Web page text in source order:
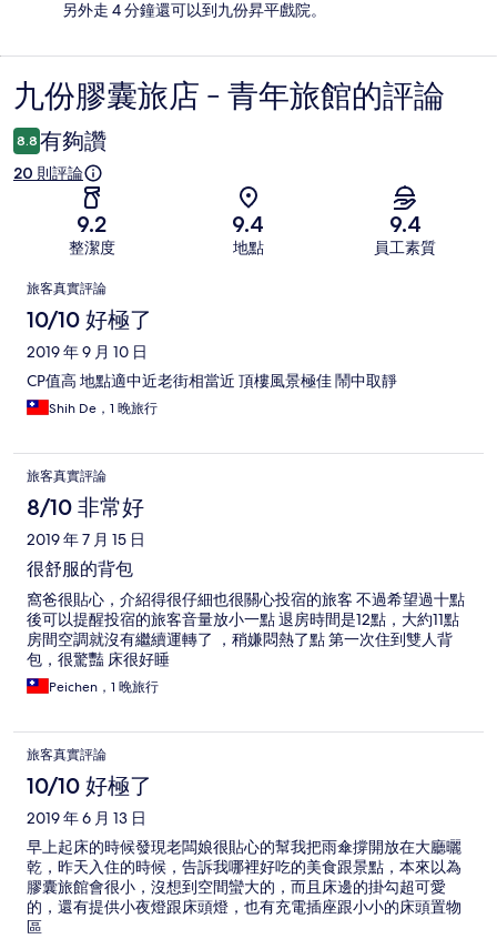
另外走 4 分鐘還可以到九份昇平戲院。
評
論
九份膠囊旅店 - 青年旅館的評論
8.8 有夠讚
20 則評論
9.2
整潔度
9.4
地點
9.4
員工素質
評
論
旅客真實評論
10/10 好極了
2019 年 9 月 10 日
CP值高 地點適中近老街相當近 頂樓風景極佳 鬧中取靜
Shih De，1 晚旅行
旅客真實評論
8/10 非常好
2019 年 7 月 15 日
很舒服的背包
窩爸很貼心，介紹得很仔細也很關心投宿的旅客 不過希望過十點
後可以提醒投宿的旅客音量放小一點 退房時間是12點，大約11點
房間空調就沒有繼續運轉了 ，稍嫌悶熱了點 第一次住到雙人背
包，很驚豔 床很好睡
Peichen，1 晚旅行
旅客真實評論
10/10 好極了
2019 年 6 月 13 日
早上起床的時候發現老闆娘很貼心的幫我把雨傘撐開放在大廳曬
乾，昨天入住的時候，告訴我哪裡好吃的美食跟景點，本來以為
膠囊旅館會很小，沒想到空間蠻大的，而且床邊的掛勾超可愛
的，還有提供小夜燈跟床頭燈，也有充電插座跟小小的床頭置物
區